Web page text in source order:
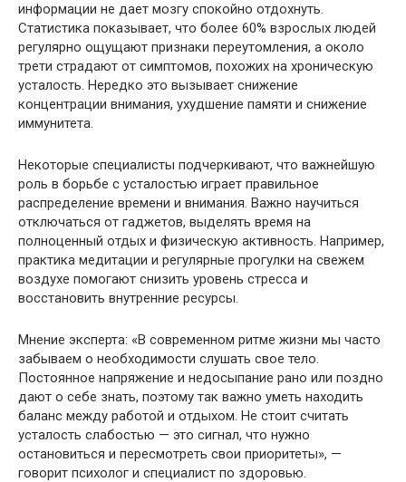
информации не дает мозгу спокойно отдохнуть.
Статистика показывает, что более 60% взрослых людей
регулярно ощущают признаки переутомления, а около
трети страдают от симптомов, похожих на хроническую
усталость. Нередко это вызывает снижение
концентрации внимания, ухудшение памяти и снижение
иммунитета.
Некоторые специалисты подчеркивают, что важнейшую
роль в борьбе с усталостью играет правильное
распределение времени и внимания. Важно научиться
отключаться от гаджетов, выделять время на
полноценный отдых и физическую активность. Например,
практика медитации и регулярные прогулки на свежем
воздухе помогают снизить уровень стресса и
восстановить внутренние ресурсы.
Мнение эксперта: «В современном ритме жизни мы часто
забываем о необходимости слушать свое тело.
Постоянное напряжение и недосыпание рано или поздно
дают о себе знать, поэтому так важно уметь находить
баланс между работой и отдыхом. Не стоит считать
усталость слабостью — это сигнал, что нужно
остановиться и пересмотреть свои приоритеты», —
говорит психолог и специалист по здоровью.